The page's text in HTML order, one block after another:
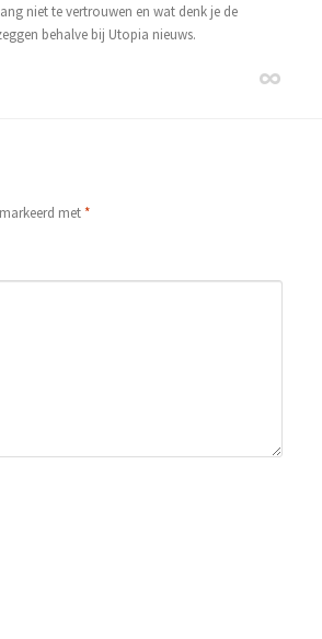
niet te vertrouwen en wat denk je de
behalve bij Utopia nieuws.
met*